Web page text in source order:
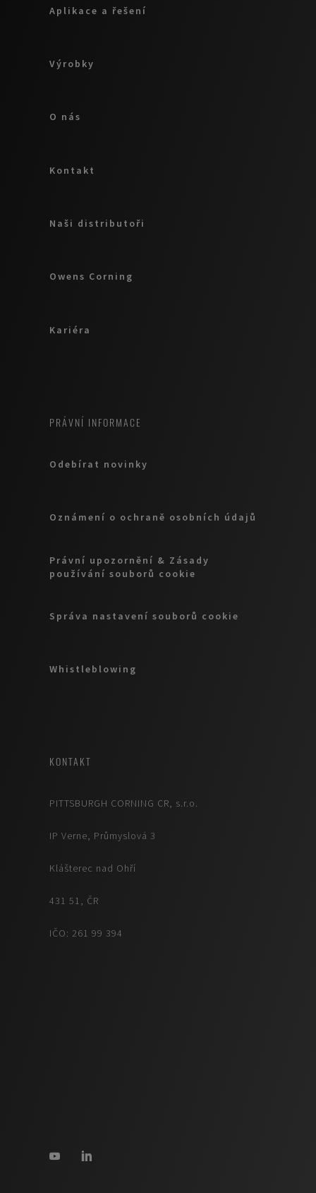
Aplikace a řešení
Výrobky
O nás
Kontakt
Naši distributoři
Owens Corning
Kariéra
PRÁVNÍ INFORMACE
Odebírat novinky
Oznámení o ochraně osobních údajů
Právní upozornění & Zásady
používání souborů cookie
Správa nastavení souborů cookie
Whistleblowing
KONTAKT
PITTSBURGH CORNING CR, s.r.o.
IP Verne, Průmyslová 3
Klášterec nad Ohří
431 51, ČR
IČO: 261 99 394